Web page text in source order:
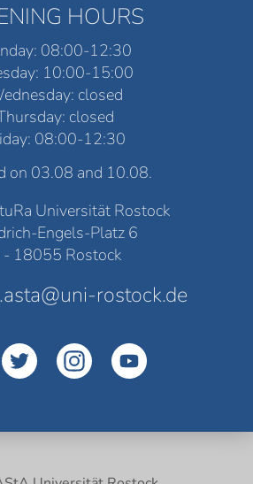
HOURS
08:00-12:30
10:00-15:00
closed
closed
08:00-12:30
on 03.08 and 10.08.
Universität Rostock
Engels-Platz 6
- 18055 Rostock
rostock.de